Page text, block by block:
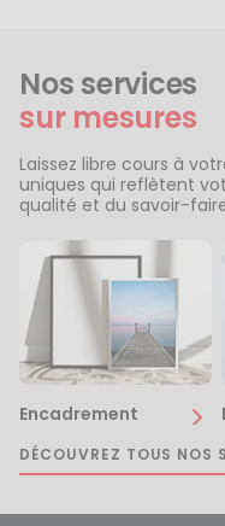
Nos services
sur mesures
Laissez libre cours à
uniques qui reflètent
qualité et du savoir-
Encadrement
DÉCOUVREZ TOUS NOS